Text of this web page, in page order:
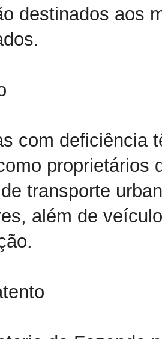
destinados aos
com deficiência
proprietários
transporte
além de